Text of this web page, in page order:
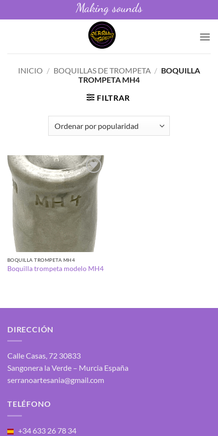
al
Making sounds
INICIO / BOQUILLAS DE TROMPETA / BOQUILLA
TROMPETA MH4
FILTRAR
Añadir
a la
BOQUILLA TROMPETA MH4
Boquilla trompeta modelo MH4
DIRECCIÓN
Calle Casas, 72 30833
Sangonera la Verde – Murcia España
serranoartesania@gmail.com
TELÉFONO
+34 633 26 78 34